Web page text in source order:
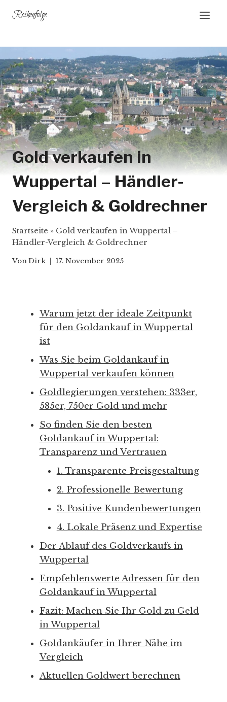
Inhalt
Reihenfolge
Gold verkaufen in
Wuppertal – Händler-
Vergleich & Goldrechner
Startseite » Gold verkaufen in Wuppertal –
Händler-Vergleich & Goldrechner
VonDirk 17. November 2025
Warum jetzt der ideale Zeitpunkt
für den Goldankauf in Wuppertal
ist
Was Sie beim Goldankauf in
Wuppertal verkaufen können
Goldlegierungen verstehen: 333er,
585er, 750er Gold und mehr
So finden Sie den besten
Goldankauf in Wuppertal:
Transparenz und Vertrauen
1. Transparente Preisgestaltung
2. Professionelle Bewertung
3. Positive Kundenbewertungen
4. Lokale Präsenz und Expertise
Der Ablauf des Goldverkaufs in
Wuppertal
Empfehlenswerte Adressen für den
Goldankauf in Wuppertal
Fazit: Machen Sie Ihr Gold zu Geld
in Wuppertal
Goldankäufer in Ihrer Nähe im
Vergleich
Aktuellen Goldwert berechnen